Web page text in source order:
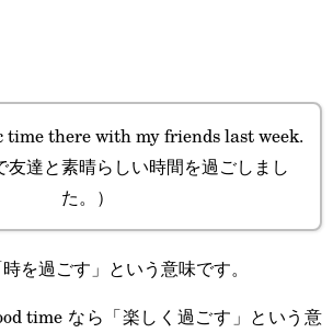
there with my friends last week.
友達と素晴らしい時間を過ごしまし
た。）
を過ごす」という意味です。
time なら「楽しく過ごす」という意